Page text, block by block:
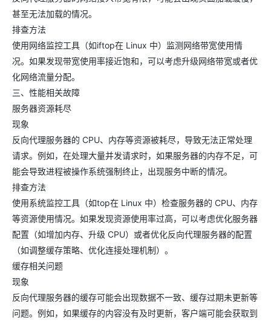
甚至无法加载的情况。
排查方法
使用网络监控工具（如iftop在 Linux 中）监测网络带宽使用情
况。如果发现带宽使用率接近饱和，可以考虑升级网络带宽或者优
化网络流量分配。
三、性能相关故障
服务器资源耗尽
现象
反向代理服务器的 CPU、内存等资源被耗尽，导致无法正常处理
请求。例如，在处理大量并发请求时，如果服务器的内存不足，可
能会导致进程被操作系统强制终止，出现服务中断的情况。
排查方法
使用系统监控工具（如top在 Linux 中）检查服务器的 CPU、内存
等资源使用情况。如果发现资源使用率过高，可以考虑优化服务器
配置（如增加内存、升级 CPU）或者优化反向代理服务器的配置
（如调整缓存策略、优化连接处理机制）。
缓存相关问题
现象
反向代理服务器的缓存可能会出现数据不一致、缓存过期未更新等
问题。例如，如果缓存的内容没有及时更新，客户端可能会获取到